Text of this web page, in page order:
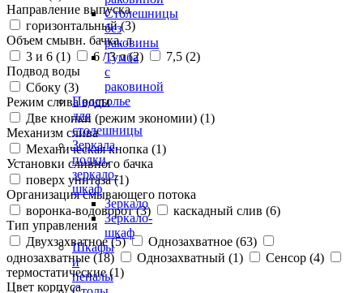
Столешницы
без
раковины
Тумба
с
раковиной
Подстолье
для
столешницы
Зеркала,
полки,
зеркало-
шкаф
Зеркало
Зеркало-
шкаф
Шкафы
и
пеналы
Направление выпуска
горизонтальный (3)
Объем смывн. бачка, л
3 и 6 (1) 6 / 3 л (2) 7,5 (2)
Подвод воды
Сбоку (3)
Режим слива воды
Две кнопки (режим экономии) (1)
Механизм слива
Механическая кнопка (1)
Установки сливного бачка
поверх унитаза (1)
Организация смывающего потока
воронка-водоворот (3) каскадный слив (6)
Тип управления
Двухзахватное (5) Однозахватное (63)
однозахватные (18) Однозахватный (1) Сенсор (4)
термостатические (1)
Цвет корпуса